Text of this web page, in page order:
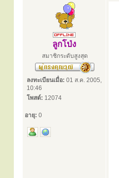
ลูกโป่ง
สมาชิกระดับสูงสุด
ลงทะเบียนเมื่อ: 01 ส.ค. 2005,
10:46
โพสต์: 12074
อายุ: 0